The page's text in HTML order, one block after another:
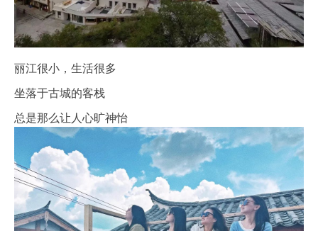
丽江很小，生活很多
坐落于古城的客栈
总是那么让人心旷神怡